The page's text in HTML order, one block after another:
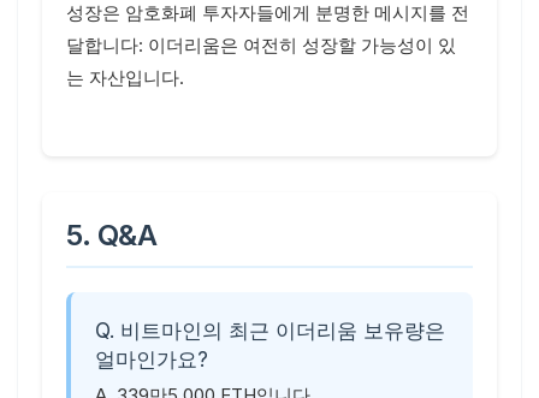
성장은 암호화폐 투자자들에게 분명한 메시지를 전
달합니다: 이더리움은 여전히 성장할 가능성이 있
는 자산입니다.
5. Q&A
Q. 비트마인의 최근 이더리움 보유량은
얼마인가요?